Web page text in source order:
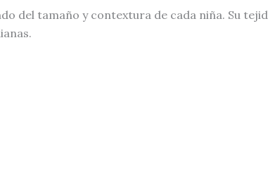
del tamaño y contextura de cada niña. Su